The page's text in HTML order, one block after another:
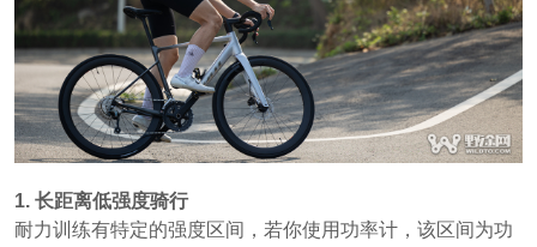
1. 长距离低强度骑行
耐力训练有特定的强度区间，若你使用功率计，该区间为功